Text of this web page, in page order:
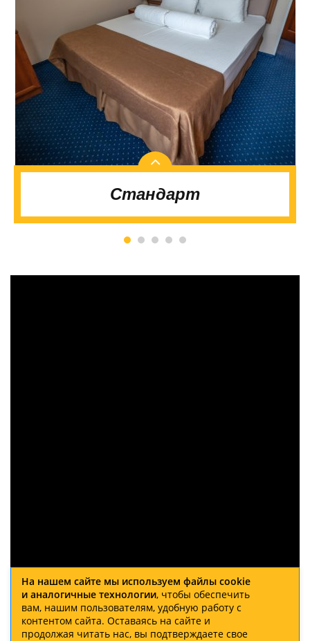
Стандарт
На нашем сайте мы используем файлы cookie
и аналогичные технологии, чтобы обеспечить
вам, нашим пользователям, удобную работу с
контентом сайта. Оставаясь на сайте и
продолжая читать нас, вы подтверждаете свое